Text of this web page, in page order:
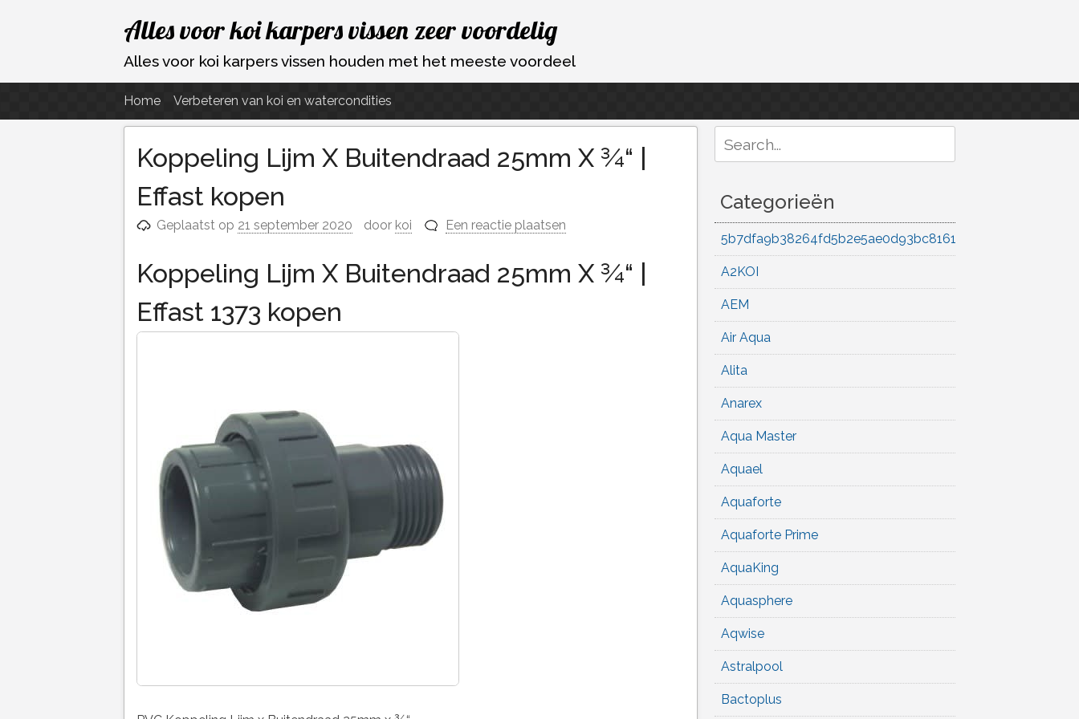
Ga
naar
de
Alles voor koi karpers vissen zeer voordelig
Alles voor koi karpers vissen houden met het meeste voordeel
Home Verbeteren van koi en watercondities
Koppeling Lijm X Buitendraad 25mm X ¾“ |
Effast kopen
Geplaatst op 21 september 2020 door koi Een reactie plaatsen
Koppeling Lijm X Buitendraad 25mm X ¾“ |
Effast 1373 kopen
for:
Categorieën
5b7dfa9b38264fd5b2e5ae0d93bc8161
A2KOI
AEM
Air Aqua
Alita
Anarex
Aqua Master
Aquael
Aquaforte
Aquaforte Prime
AquaKing
Aquasphere
Aqwise
Astralpool
Bactoplus